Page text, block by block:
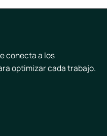
conecta a los
optimizar cada trabajo.